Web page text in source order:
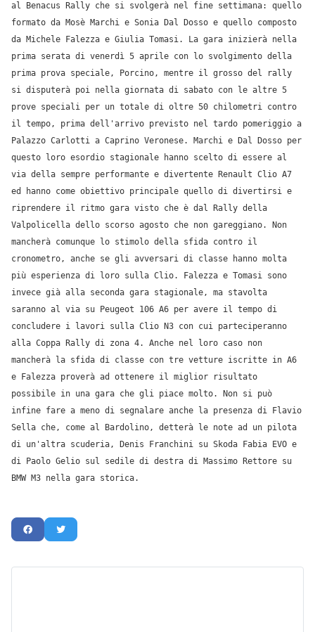
al Benacus Rally che si svolgerà nel fine settimana: quello
formato da Mosè Marchi e Sonia Dal Dosso e quello composto
da Michele Falezza e Giulia Tomasi. La gara inizierà nella
prima serata di venerdì 5 aprile con lo svolgimento della
prima prova speciale, Porcino, mentre il grosso del rally
si disputerà poi nella giornata di sabato con le altre 5
prove speciali per un totale di oltre 50 chilometri contro
il tempo, prima dell'arrivo previsto nel tardo pomeriggio a
Palazzo Carlotti a Caprino Veronese. Marchi e Dal Dosso per
questo loro esordio stagionale hanno scelto di essere al
via della sempre performante e divertente Renault Clio A7
ed hanno come obiettivo principale quello di divertirsi e
riprendere il ritmo gara visto che è dal Rally della
Valpolicella dello scorso agosto che non gareggiano. Non
mancherà comunque lo stimolo della sfida contro il
cronometro, anche se gli avversari di classe hanno molta
più esperienza di loro sulla Clio. Falezza e Tomasi sono
invece già alla seconda gara stagionale, ma stavolta
saranno al via su Peugeot 106 A6 per avere il tempo di
concludere i lavori sulla Clio N3 con cui parteciperanno
alla Coppa Rally di zona 4. Anche nel loro caso non
mancherà la sfida di classe con tre vetture iscritte in A6
e Falezza proverà ad ottenere il miglior risultato
possibile in una gara che gli piace molto. Non si può
infine fare a meno di segnalare anche la presenza di Flavio
Sella che, come al Bardolino, detterà le note ad un pilota
di un'altra scuderia, Denis Franchini su Skoda Fabia EVO e
di Paolo Gelio sul sedile di destra di Massimo Rettore su
BMW M3 nella gara storica.